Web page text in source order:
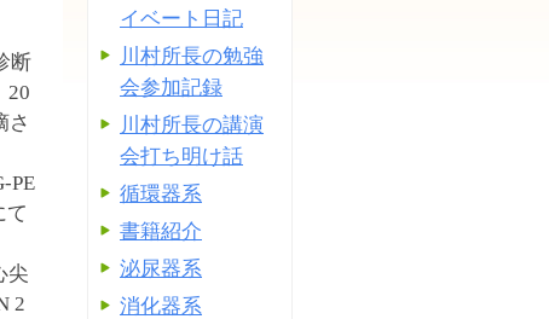
断
20
さ
PE
て
尖
2
イベート日記
川村所長の勉強
会参加記録
川村所長の講演
会打ち明け話
循環器系
書籍紹介
泌尿器系
消化器系